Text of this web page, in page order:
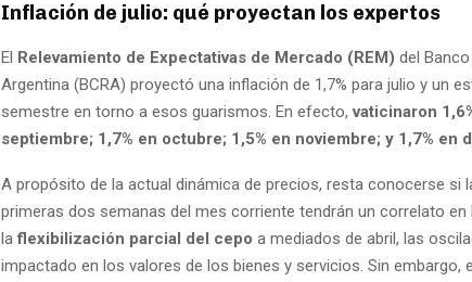
Inflación de julio: qué proyectan los expertos
El Relevamiento de Expectativas de Mercado (REM) del
Argentina (BCRA) proyectó una inflación de 1,7% para julio y un
semestre en torno a esos guarismos. En efecto,vaticinaron
septiembre; 1,7% en octubre; 1,5% en noviembre; y 1,7% en
A propósito de la actual dinámica de precios, resta conocerse si
primeras dos semanas del mes corriente tendrán un correlato en
laflexibilización parcial del cepo a mediados de abril, las
impactado en los valores de los bienes y servicios. Sin embargo,